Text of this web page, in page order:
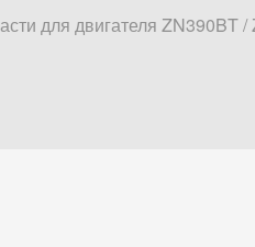
для двигателя ZN390BT